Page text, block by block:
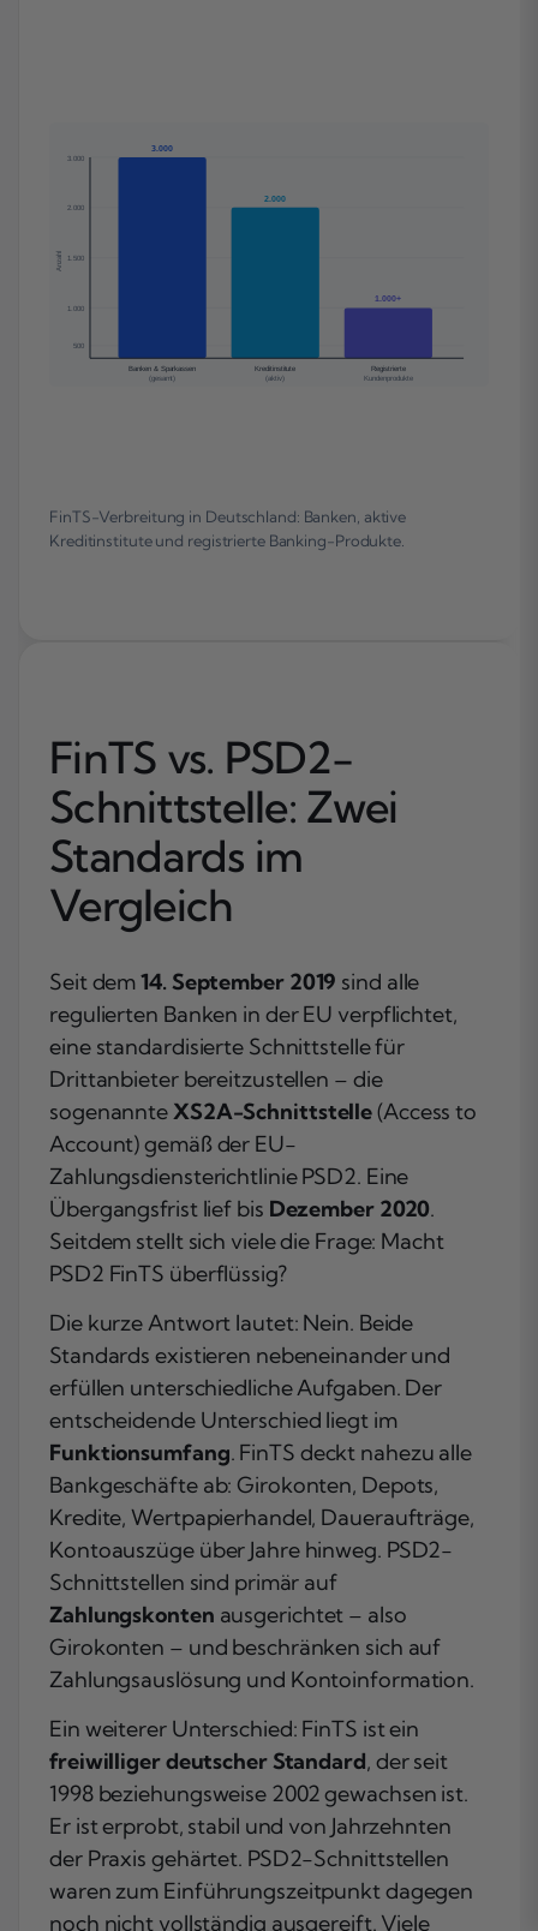
3.000
2.000
1.500
1.000
500
3.000
Banken & Sparkassen
(gesamt)
2.000
Kreditinstitute
(aktiv)
1.000+
Registrierte
Kundenprodukte
Anzahl
FinTS-Verbreitung in Deutschland: Banken, aktive
Kreditinstitute und registrierte Banking-Produkte.
FinTS vs. PSD2-
Schnittstelle: Zwei
Standards im
Vergleich
Seit dem14. September 2019 sind alle
regulierten Banken in der EU verpflichtet,
eine standardisierte Schnittstelle für
Drittanbieter bereitzustellen – die
sogenannteXS2A-Schnittstelle(Access to
Account) gemäß der EU-
Zahlungsdiensterichtlinie PSD2. Eine
Übergangsfrist lief bis Dezember 2020.
Seitdem stellt sich viele die Frage: Macht
PSD2 FinTS überflüssig?
Die kurze Antwort lautet: Nein. Beide
Standards existieren nebeneinander und
erfüllen unterschiedliche Aufgaben. Der
entscheidende Unterschied liegt im
Funktionsumfang. FinTS deckt nahezu alle
Bankgeschäfte ab: Girokonten, Depots,
Kredite, Wertpapierhandel, Daueraufträge,
Kontoauszüge über Jahre hinweg. PSD2-
Schnittstellen sind primär auf
Zahlungskonten ausgerichtet – also
Girokonten – und beschränken sich auf
Zahlungsauslösung und Kontoinformation.
Ein weiterer Unterschied: FinTS ist ein
freiwilliger deutscher Standard, der seit
1998 beziehungsweise 2002 gewachsen ist.
Er ist erprobt, stabil und von Jahrzehnten
der Praxis gehärtet. PSD2-Schnittstellen
waren zum Einführungszeitpunkt dagegen
noch nicht vollständig ausgereift. Viele